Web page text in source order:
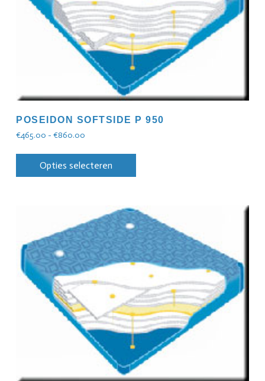
POSEIDON SOFTSIDE P 950
€465.00 - €860.00
Opties selecteren